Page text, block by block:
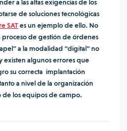
a las altas exigencias de los
de soluciones tecnológicas
SATes un ejemplo de ello. No
proceso de gestión de órdenes
a la modalidad “digital” no
existen algunos errores que
su correcta implantación
a nivel de la organización
de los equipos de campo.